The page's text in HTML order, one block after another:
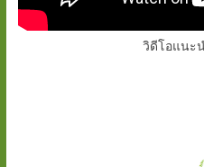
วิดีโอแนะ